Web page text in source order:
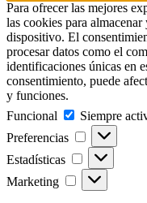
Para ofrecer las mejores
las cookies para
dispositivo. El
procesar datos como el
identificaciones únicas en
consentimiento, puede
y funciones.
Funcional
Funcional
Siempre
Preferencias
Preferencias
Estadísticas Estadísticas
Marketing Marketing